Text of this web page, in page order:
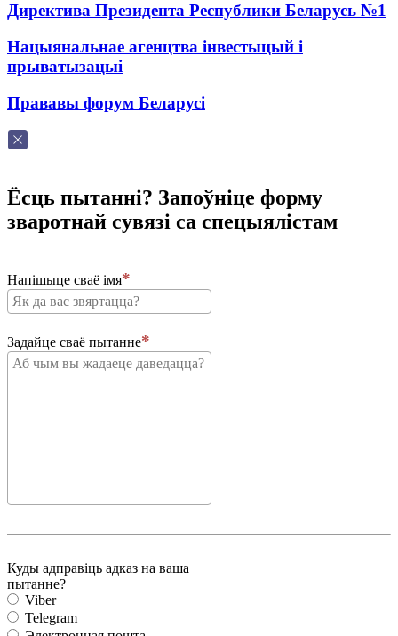
Директива Президента Республики Беларусь №1
Нацыянальнае агенцтва інвестыцый і
прыватызацыі
Прававы форум Беларусі
Ёсць пытанні? Запоўніце форму
зваротнай сувязі са спецыялістам
Напішыце сваё імя
Задайце сваё пытанне
Куды адправіць адказ на ваша
пытанне?
Viber
Telegram